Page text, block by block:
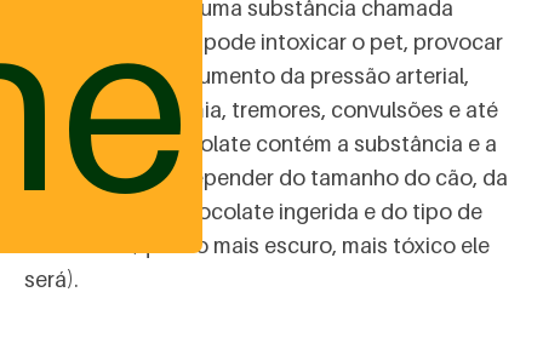
chocolate possui uma substância chamada
” que pode intoxicar o pet, provocar
crises alérgicas, aumento da pressão arterial,
taquicardia, arritmia, tremores, convulsões e até
morte. Todo chocolate contém a substância e a
intoxicação vai depender do tamanho do cão, da
quantidade de chocolate ingerida e do tipo de
chocolate (quanto mais escuro, mais tóxico ele
será).